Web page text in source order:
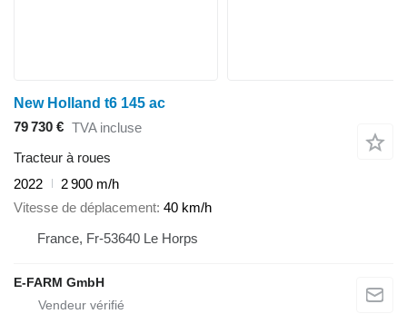
New Holland t6 145 ac
79 730 € TVA incluse
Tracteur à roues
2022
2 900 m/h
Vitesse de déplacement 40 km/h
France, Fr-53640 Le Horps
E-FARM GmbH